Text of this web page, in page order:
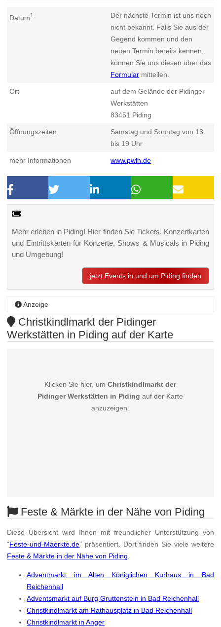
Datum1
Der nächste Termin ist uns noch
nicht bekannt. Falls Sie aus der
Gegend kommen und den
neuen Termin bereits kennen,
können Sie uns diesen über das
Formular mitteilen.
Ort
auf dem Gelände der Pidinger
Werkstätten
83451 Piding
Öffnungszeiten
Samstag und Sonntag von 13
bis 19 Uhr
mehr Informationen www.pwlh.de
Mehr erleben in Piding! Hier finden Sie Tickets, Konzertkarten
und Eintrittskarten für Konzerte, Shows & Musicals in Piding
und Umgebung!
jetzt Events in und um Piding finden
Anzeige
Christkindlmarkt der Pidinger
Werkstätten in Piding auf der Karte
Klicken Sie hier, umChristkindlmarkt der
Pidinger Werkstätten in Piding auf der Karte
anzuzeigen.
Feste & Märkte in der Nähe von Piding
Diese Übersicht wird Ihnen mit freundlicher Unterstützung von
"Feste-und-Maerkte.de" präsentiert. Dort finden Sie viele weitere
Feste & Märkte in der Nähe von Piding
Adventmarkt im Alten Königlichen Kurhaus in Bad
Reichenhall
Adventsmarkt auf Burg Gruttenstein in Bad Reichenhall
Christkindlmarkt am Rathausplatz in Bad Reichenhall
Christkindlmarkt in Anger